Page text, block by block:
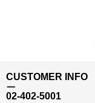
CUSTOMER INFO
ㅡ
02-402-5001